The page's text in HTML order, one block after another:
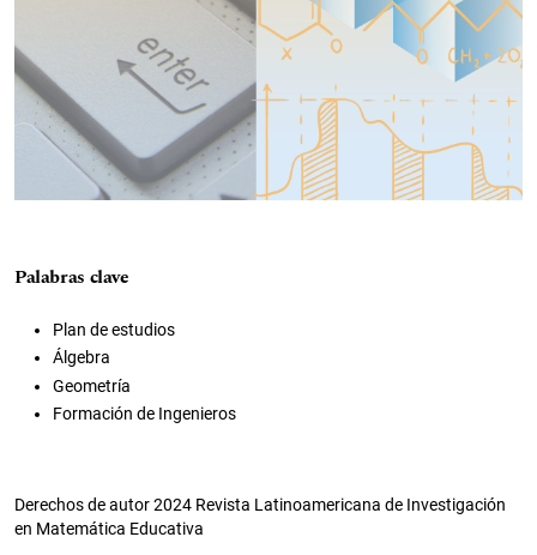
Palabras clave
Plan de estudios
Álgebra
Geometría
Formación de Ingenieros
Derechos de autor 2024 Revista Latinoamericana de Investigación
en Matemática Educativa